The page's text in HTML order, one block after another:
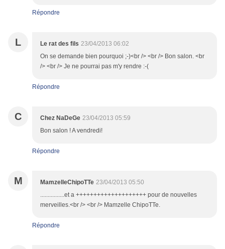
Répondre
L Le rat des fils 23/04/2013 06:02
On se demande bien pourquoi ;-)<br /> <br /> Bon salon. <br
/> <br /> Je ne pourrai pas m'y rendre :-(
Répondre
C Chez NaDeGe 23/04/2013 05:59
Bon salon ! A vendredi!
Répondre
M MamzelleChipoTTe 23/04/2013 05:50
................et a ++++++++++++++++++++ pour de nouvelles
merveilles.<br /> <br /> Mamzelle ChipoTTe.
Répondre